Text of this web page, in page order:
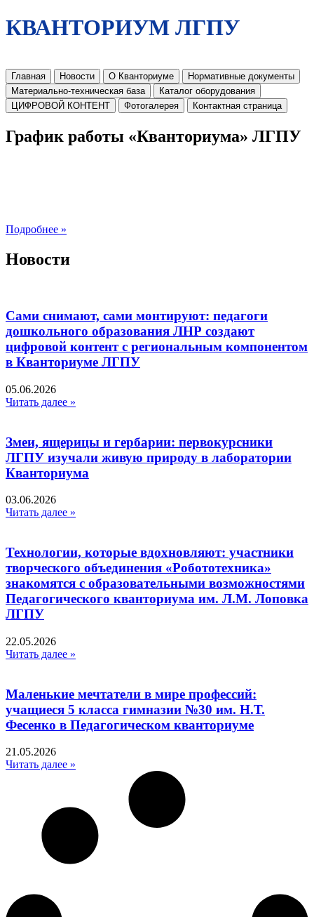
КВАНТОРИУМ ЛГПУ
Главная Новости О Кванториуме
Нормативные документы
Материально-техническая база
Каталог оборудования
ЦИФРОВОЙ КОНТЕНТ
Фотогалерея Контактная страница
График работы «Кванториума» ЛГПУ
Подробнее »
Новости
Сами снимают, сами монтируют: педагоги
дошкольного образования ЛНР создают
цифровой контент с региональным компонентом
в Кванториуме ЛГПУ​
05.06.2026
Читать далее »
Змеи, ящерицы и гербарии: первокурсники
ЛГПУ изучали живую природу в лаборатории
Кванториума
03.06.2026
Читать далее »
Технологии, которые вдохновляют: участники
творческого объединения «Робототехника»
знакомятся с образовательными возможностями
Педагогического кванториума им. Л.М. Лоповка
ЛГПУ
22.05.2026
Читать далее »
Маленькие мечтатели в мире профессий:
учащиеся 5 класса гимназии №30 им. Н.Т.
Фесенко в Педагогическом кванториуме
21.05.2026
Читать далее »